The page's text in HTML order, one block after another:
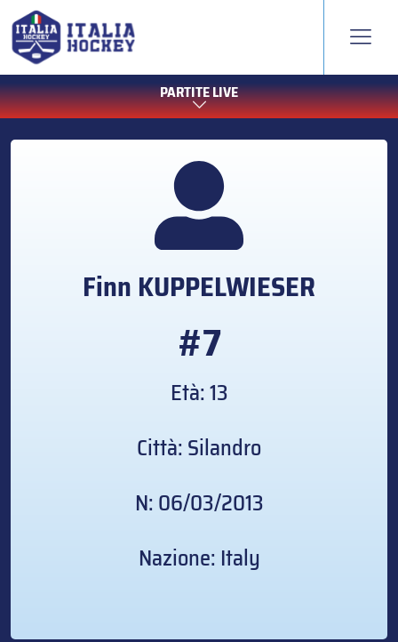
PARTITE LIVE
Finn KUPPELWIESER
#7
Età: 13
Città: Silandro
N: 06/03/2013
Nazione: Italy